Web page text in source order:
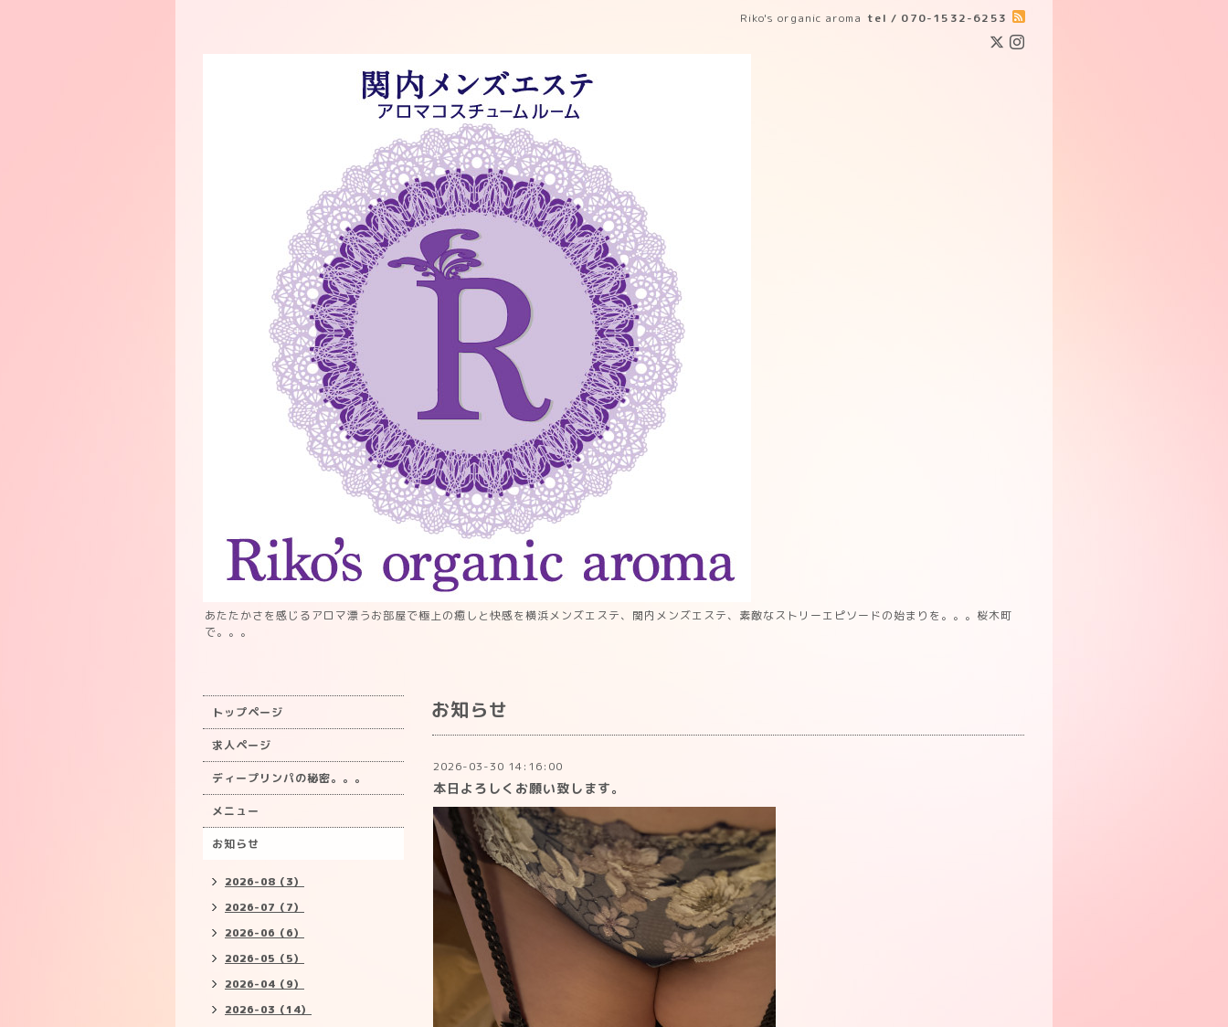
Riko's organic aroma tel / 070-1532-6253
あたたかさを感じるアロマ漂うお部屋で極上の癒しと快感を横浜メンズエステ、関内メンズエステ、素敵なストリーエピソードの始まりを。。。桜木町
で。。。
お知らせ
2026-03-30 14:16:00
本日よろしくお願い致します。
トップページ
求人ページ
ディープリンパの秘密。。。
メニュー
お知らせ
2026-08（3）
2026-07（7）
2026-06（6）
2026-05（5）
2026-04（9）
2026-03（14）